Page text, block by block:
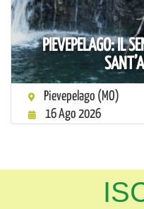
PIEVEPELAGO: IL
Pievepelago (MO)
16 Ago 2026